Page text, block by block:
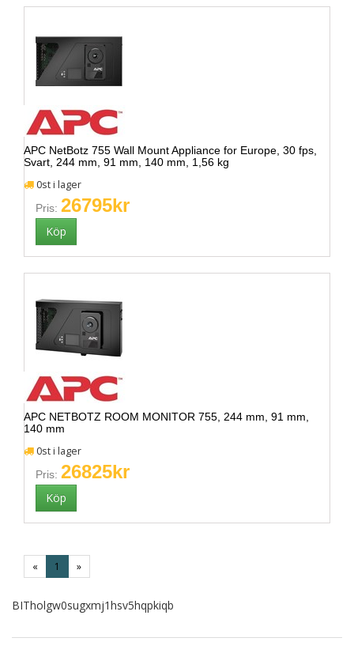
APC NetBotz 755 Wall Mount Appliance for Europe, 30 fps,
Svart, 244 mm, 91 mm, 140 mm, 1,56 kg
0st i lager
Pris: 26795kr
APC NETBOTZ ROOM MONITOR 755, 244 mm, 91 mm,
140 mm
0st i lager
Pris: 26825kr
« 1 »
BITholgw0sugxmj1hsv5hqpkiqb